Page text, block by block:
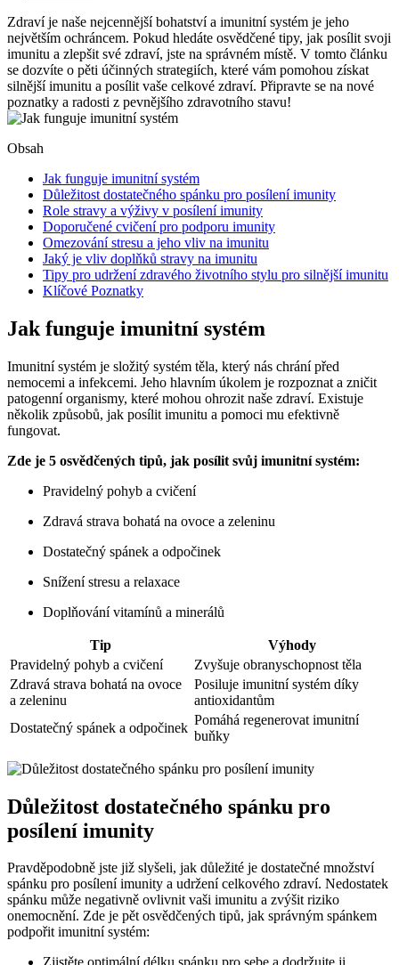
Zdraví je naše nejcennější bohatství a imunitní systém je jeho
největším ochráncem. Pokud hledáte osvědčené tipy, jak posílit svoji
imunitu a zlepšit své zdraví, jste na správném místě. V tomto článku
se dozvíte o pěti účinných strategiích, které vám pomohou získat
silnější imunitu a posílit vaše celkové zdraví. Připravte se na nové
poznatky a radosti z pevnějšího zdravotního stavu!
Obsah
Jak funguje imunitní systém
Důležitost dostatečného spánku pro posílení imunity
Role stravy a výživy v posílení imunity
Doporučené cvičení pro podporu imunity
Omezování stresu a jeho vliv na imunitu
Jaký je vliv doplňků stravy na imunitu
Tipy pro udržení zdravého životního stylu pro silnější imunitu
Klíčové Poznatky
Jak funguje imunitní systém
Imunitní systém je složitý systém těla, který nás chrání před
nemocemi a infekcemi. Jeho hlavním úkolem je rozpoznat a zničit
patogenní organismy, které mohou ohrozit naše zdraví. Existuje
několik způsobů, jak posílit imunitu a pomoci mu efektivně
fungovat.
Zde je 5 osvědčených tipů, jak posílit svůj imunitní systém:
Pravidelný pohyb a cvičení
Zdravá strava bohatá na ovoce a zeleninu
Dostatečný spánek a odpočinek
Snížení stresu a relaxace
Doplňování vitamínů a minerálů
Tip
Výhody
Pravidelný pohyb a cvičení
Zvyšuje obranyschopnost těla
Zdravá strava bohatá na ovoce
a zeleninu
Posiluje imunitní systém díky
antioxidantům
Dostatečný spánek a odpočinek
Pomáhá regenerovat imunitní
buňky
Důležitost dostatečného spánku pro
posílení imunity
Pravděpodobně jste již slyšeli, jak důležité je dostatečné množství
spánku pro posílení imunity a udržení celkového zdraví. Nedostatek
spánku může negativně ovlivnit vaši imunitu a zvýšit riziko
onemocnění. Zde je pět osvědčených tipů, jak správným spánkem
podpořit imunitní systém: